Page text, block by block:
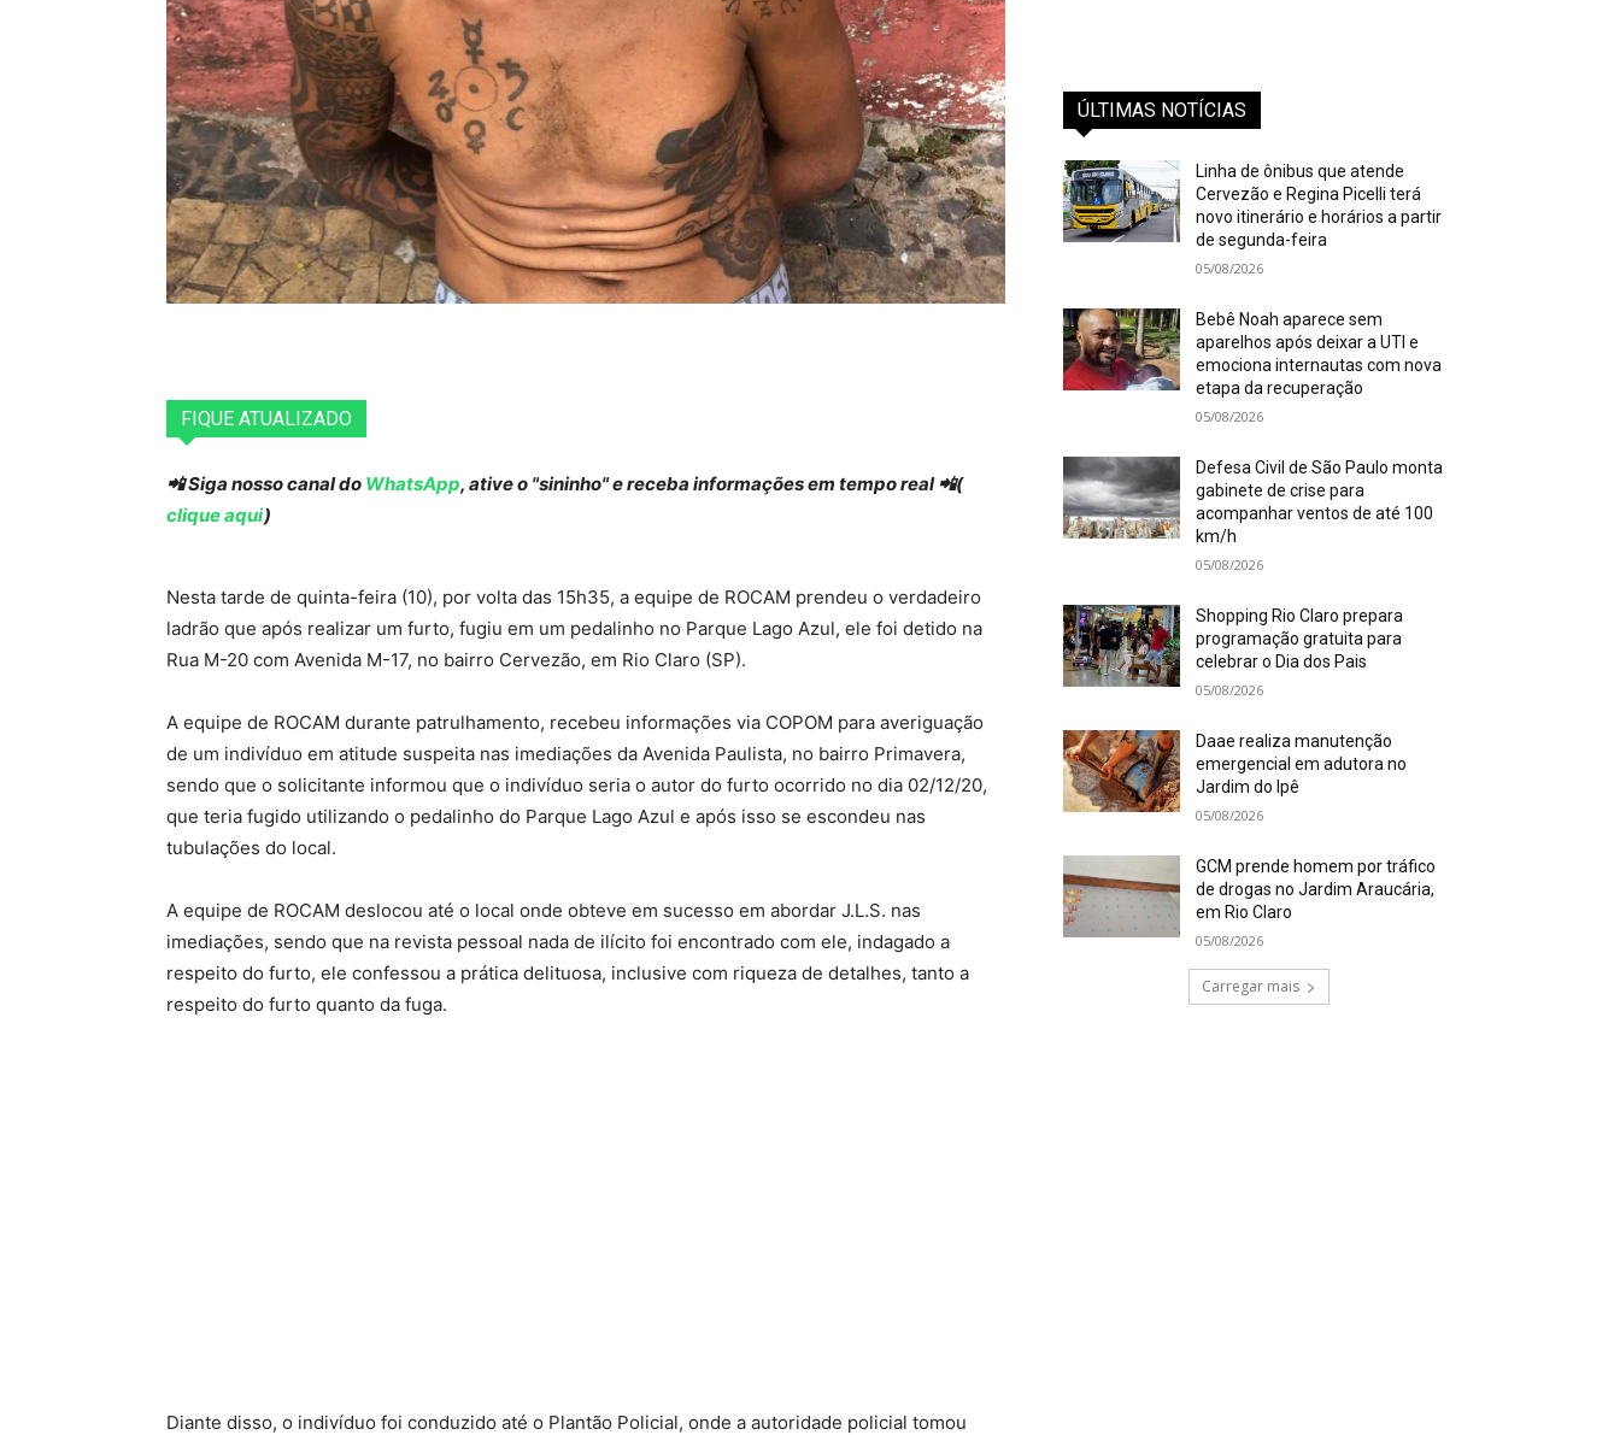
FIQUE ATUALIZADO
📲 Siga nosso canal do WhatsApp, ative o "sininho" e receba informações em tempo real 📲(
clique aqui)
Nesta tarde de quinta-feira (10), por volta das 15h35, a equipe de ROCAM prendeu o verdadeiro
ladrão que após realizar um furto, fugiu em um pedalinho no Parque Lago Azul, ele foi detido na
Rua M-20 com Avenida M-17, no bairro Cervezão, em Rio Claro (SP).
A equipe de ROCAM durante patrulhamento, recebeu informações via COPOM para averiguação
de um indivíduo em atitude suspeita nas imediações da Avenida Paulista, no bairro Primavera,
sendo que o solicitante informou que o indivíduo seria o autor do furto ocorrido no dia 02/12/20,
que teria fugido utilizando o pedalinho do Parque Lago Azul e após isso se escondeu nas
tubulações do local.
A equipe de ROCAM deslocou até o local onde obteve em sucesso em abordar J.L.S. nas
imediações, sendo que na revista pessoal nada de ilícito foi encontrado com ele, indagado a
respeito do furto, ele confessou a prática delituosa, inclusive com riqueza de detalhes, tanto a
respeito do furto quanto da fuga.
Diante disso, o indivíduo foi conduzido até o Plantão Policial, onde a autoridade policial tomou
ÚLTIMAS NOTÍCIAS
Linha de ônibus que atende
Cervezão e Regina Picelli terá
novo itinerário e horários a partir
de segunda-feira
05/08/2026
Bebê Noah aparece sem
aparelhos após deixar a UTI e
emociona internautas com nova
etapa da recuperação
05/08/2026
Defesa Civil de São Paulo monta
gabinete de crise para
acompanhar ventos de até 100
km/h
05/08/2026
Shopping Rio Claro prepara
programação gratuita para
celebrar o Dia dos Pais
05/08/2026
Daae realiza manutenção
emergencial em adutora no
Jardim do Ipê
05/08/2026
GCM prende homem por tráfico
de drogas no Jardim Araucária,
em Rio Claro
05/08/2026
Carregar mais